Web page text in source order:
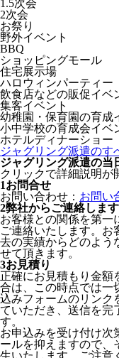
1.5次会
2次会
お祭り
野外イベント
BBQ
ショッピングモール
住宅展示場
ハロウィンパーティー
飲食店などの販促イベ
集客イベント
幼稚園・保育園の育成
小中学校の育成会イベ
ホテルディナーショー
ジャグリング派遣のす
ジャグリング派遣の当
クリックで詳細説明が
1お問合せ
お問い合わせ： お問い
2弊社からご連絡します
お客様との関係を第一
ご連絡いたします。お
去の実績からどのよう
せて頂きます。
3お見積り
正確にお見積もり金額
合は、この時点では一
込みフォームのリンク
ていただき、送信を完
す。
お申込みを受け付け次
ールを抑えますので、
生いたします。ご注意